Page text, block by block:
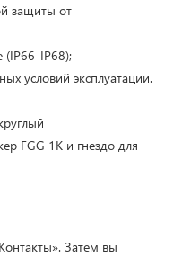
защиты от
(IP66-IP68);
условий эксплуатации.
Затем вы